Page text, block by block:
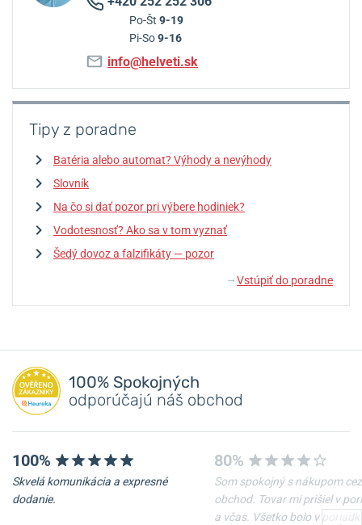
Po-Št 9-19
Pi-So9-16
info@helveti.sk
Tipy z poradne
Batéria alebo automat? Výhody a nevýhody
Slovník
Na čo si dať pozor pri výbere hodiniek?
Vodotesnosť? Ako sa v tom vyznať
Šedý dovoz a falzifikáty — pozor
↓ Vstúpiť do poradne
100% Spokojných
odporúčajú náš obchod
100%
Skvelá komunikácia a expresné
dodanie.
80%
Som spokojný s nákupom cez
obchod. Tovar mi prišiel v
a včas. Všetko bolo v